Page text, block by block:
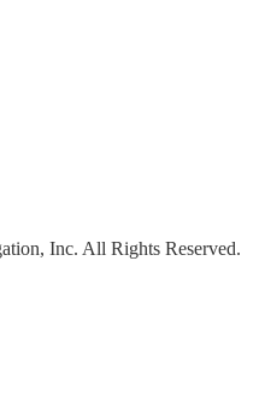
Inc. All Rights Reserved.